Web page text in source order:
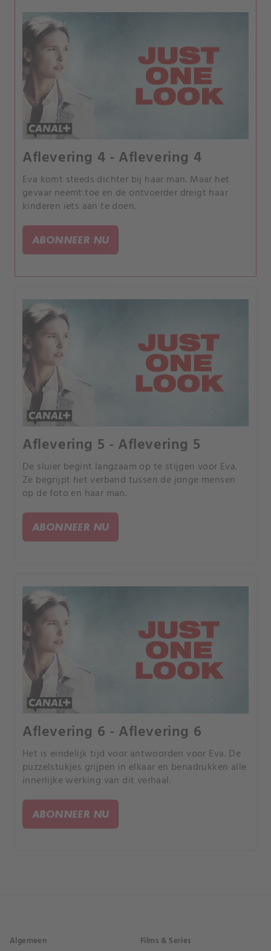
Aflevering 4 - Aflevering 4
Eva komt steeds dichter bij haar man. Maar het
gevaar neemt toe en de ontvoerder dreigt haar
kinderen iets aan te doen.
ABONNEER NU
Aflevering 5 - Aflevering 5
De sluier begint langzaam op te stijgen voor Eva.
Ze begrijpt het verband tussen de jonge mensen
op de foto en haar man.
ABONNEER NU
Aflevering 6 - Aflevering 6
Het is eindelijk tijd voor antwoorden voor Eva. De
puzzelstukjes grijpen in elkaar en benadrukken alle
innerlijke werking van dit verhaal.
ABONNEER NU
Algemeen Films & Series